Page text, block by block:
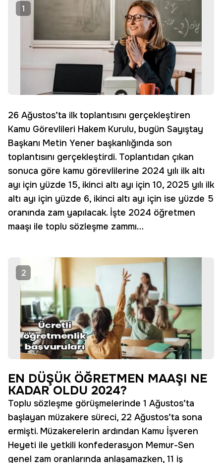
1
26 Ağustos’ta ilk toplantısını gerçekleştiren
Kamu Görevlileri Hakem Kurulu, bugün Sayıştay
Başkanı Metin Yener başkanlığında son
toplantısını gerçekleştirdi. Toplantıdan çıkan
sonuca göre kamu görevlilerine 2024 yılı ilk altı
ayı için yüzde 15, ikinci altı ayı için 10, 2025 yılı ilk
altı ayı için yüzde 6, ikinci altı ayı için ise yüzde 5
oranında zam yapılacak. İşte 2024 öğretmen
maaşı ile toplu sözleşme zammı…
2
EN DÜŞÜK ÖĞRETMEN MAAŞI NE
KADAR OLDU 2024?
Toplu sözleşme görüşmelerinde 1 Ağustos’ta
başlayan müzakere süreci, 22 Ağustos’ta sona
ermişti. Müzakerelerin ardından Kamu İşveren
Heyeti ile yetkili konfederasyon Memur-Sen
genel zam oranlarında anlaşamazken, 11 iş